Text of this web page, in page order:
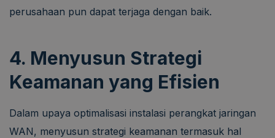
perusahaan pun dapat terjaga dengan baik.
4. Menyusun Strategi
Keamanan yang Efisien
Dalam upaya optimalisasi instalasi perangkat jaringan
WAN, menyusun strategi keamanan termasuk hal